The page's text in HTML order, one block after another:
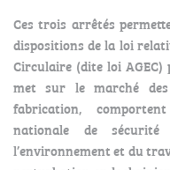
Ces trois arrêtés
dispositions de la loi
Circulaire (dite loi
met sur le marché
fabrication,
nationale de
l’environnement et du